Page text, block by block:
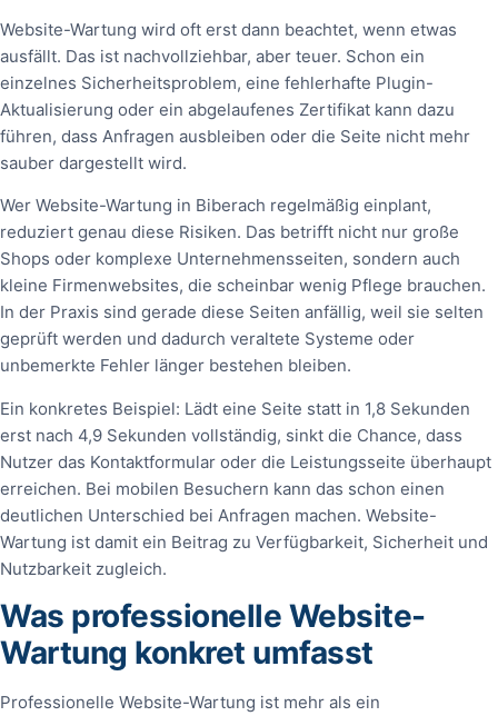
Website-Wartung wird oft erst dann beachtet, wenn etwas
ausfällt. Das ist nachvollziehbar, aber teuer. Schon ein
einzelnes Sicherheitsproblem, eine fehlerhafte Plugin-
Aktualisierung oder ein abgelaufenes Zertifikat kann dazu
führen, dass Anfragen ausbleiben oder die Seite nicht mehr
sauber dargestellt wird.
Wer Website-Wartung in Biberach regelmäßig einplant,
reduziert genau diese Risiken. Das betrifft nicht nur große
Shops oder komplexe Unternehmensseiten, sondern auch
kleine Firmenwebsites, die scheinbar wenig Pflege brauchen.
In der Praxis sind gerade diese Seiten anfällig, weil sie selten
geprüft werden und dadurch veraltete Systeme oder
unbemerkte Fehler länger bestehen bleiben.
Ein konkretes Beispiel: Lädt eine Seite statt in 1,8 Sekunden
erst nach 4,9 Sekunden vollständig, sinkt die Chance, dass
Nutzer das Kontaktformular oder die Leistungsseite überhaupt
erreichen. Bei mobilen Besuchern kann das schon einen
deutlichen Unterschied bei Anfragen machen. Website-
Wartung ist damit ein Beitrag zu Verfügbarkeit, Sicherheit und
Nutzbarkeit zugleich.
Was professionelle Website-
Wartung konkret umfasst
Professionelle Website-Wartung ist mehr als ein